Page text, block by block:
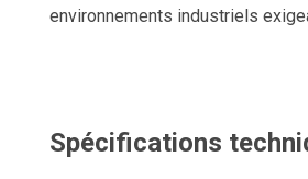
environnements industriels
Spécifications